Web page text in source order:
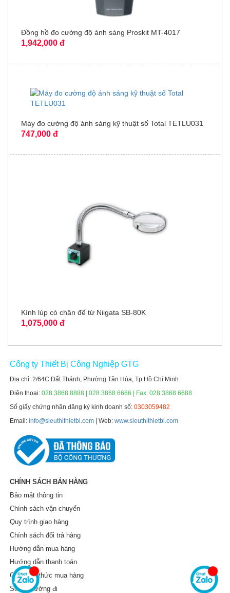
Đồng hồ đo cường độ ánh sáng Proskit MT-4017
1,942,000 đ
Máy đo cường độ ánh sáng kỹ thuật số Total TETLU031
747,000 đ
Kính lúp có chân đế từ Niigata SB-80K
1,075,000 đ
Công ty Thiết Bị Công Nghiệp GTG
Địa chỉ: 2/64C Đất Thánh, Phường Tân Hòa, Tp Hồ Chí Minh
Điện thoại:028 3868 8888 | 028 3868 6666 | Fax: 028 3868 6688
Số giấy chứng nhận đăng ký kinh doanh số:0303059482
Email:info@sieuthithietbi.com | Web:www.sieuthithietbi.com
CHÍNH SÁCH BÁN HÀNG
Bảo mật thông tin
Chính sách vận chuyển
Quy trình giao hàng
Chính sách đổi trả hàng
Hướng dẫn mua hàng
Hướng dẫn thanh toán
Các hình thức mua hàng
Sơ đồ đường đi